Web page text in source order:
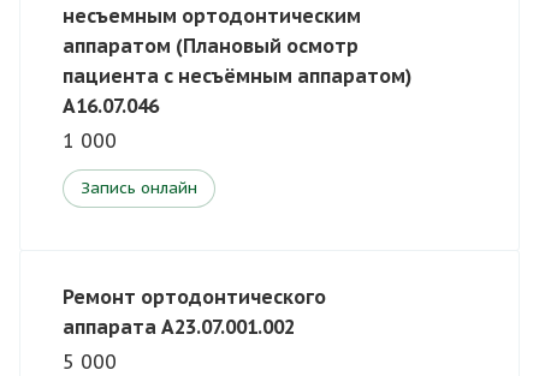
несъемным ортодонтическим
аппаратом (Плановый осмотр
пациента с несъёмным аппаратом)
A16.07.046
1 000
Запись онлайн
Ремонт ортодонтического
аппарата A23.07.001.002
5 000